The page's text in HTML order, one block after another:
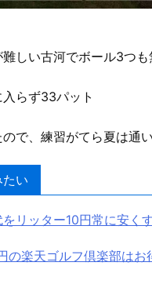
しい古河でボール3つも
らず33パット
で、練習がてら夏は通
い
をリッター10円常に安く
の楽天ゴルフ倶楽部はお